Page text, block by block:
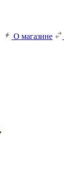
О магазине